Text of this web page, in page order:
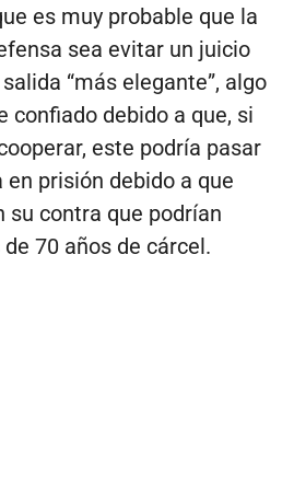
es muy probable que la
sea evitar un juicio
“más elegante”, algo
confiado debido a que, si
este podría pasar
prisión debido a que
su contra que podrían
70 años de cárcel.